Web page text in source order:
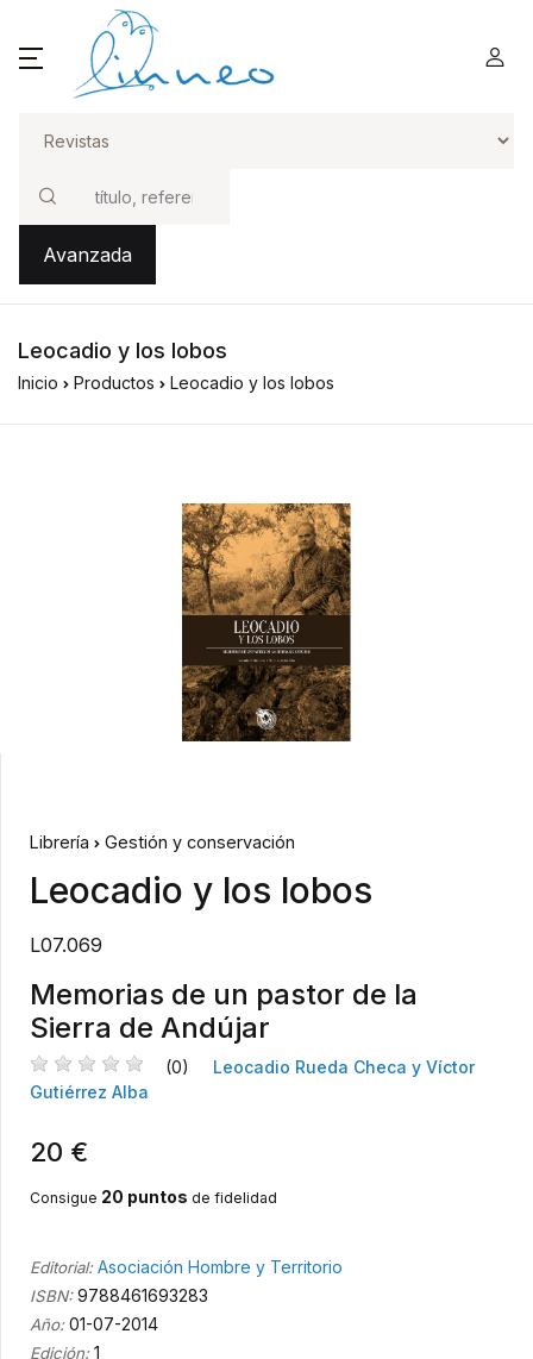
Buscar
Avanzada
Leocadio y los lobos
Inicio Productos Leocadio y los lobos
Librería Gestión y conservación
Leocadio y los lobos
L07.069
Memorias de un pastor de la
Sierra de Andújar
(0)
Leocadio Rueda Checa y Víctor
Gutiérrez Alba
20 €
Consigue 20 puntos de fidelidad
Editorial: Asociación Hombre y Territorio
ISBN:9788461693283
Año:01-07-2014
Edición:1